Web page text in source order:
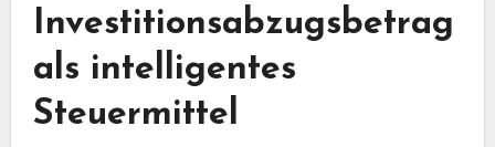
Investitionsabzugsbetrag
als intelligentes
Steuermittel